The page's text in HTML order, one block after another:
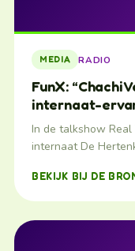
MEDIA RADIO
FunX: “Chachi
internaat-
In de talkshow
internaat De
BEKIJK BIJ DE